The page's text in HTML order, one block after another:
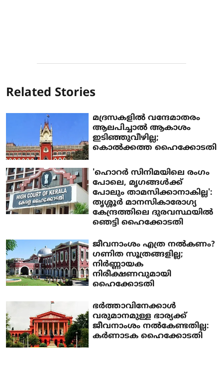
Related Stories
മദ്രസകളില്‍ വന്ദേമാതരം
ആലപിച്ചാല്‍ ആകാശം
ഇടിഞ്ഞുവീഴില്ല;
കൊല്‍ക്കത്ത ഹൈക്കോടതി
'ഹൊറർ സിനിമയിലെ രംഗം
പോലെ, മൃഗങ്ങള്‍ക്ക്
പോലും താമസിക്കാനാകില്ല':
തൃശ്ശൂർ മാനസികാരോഗ്യ
കേന്ദ്രത്തിലെ ദുരവസ്ഥയിൽ
ഞെട്ടി ഹൈക്കോടതി
ജീവനാംശം എത്ര നൽകണം?
ഗണിത സൂത്രങ്ങളില്ല;
നിർണ്ണായക
നിരീക്ഷണവുമായി
ഹൈക്കോടതി
ഭര്‍ത്താവിനേക്കാള്‍
വരുമാനമുള്ള ഭാര്യക്ക്
ജീവനാംശം നല്‍കേണ്ടതില്ല:
കര്‍ണാടക ഹൈക്കോടതി